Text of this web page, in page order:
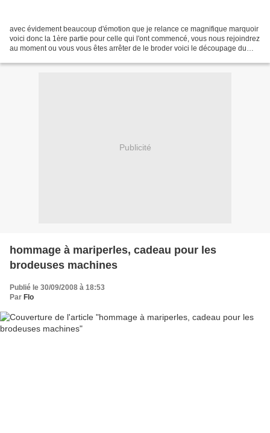
avec évidement beaucoup d'émotion que je relance ce magnifique marquoir
voici donc la 1ère partie pour celle qui l'ont commencé, vous nous rejoindrez
au moment ou vous vous êtes arrêter de le broder voici le découpage du
Publicité
hommage à mariperles, cadeau pour les
brodeuses machines
Publié le 30/09/2008 à 18:53
Par Flo